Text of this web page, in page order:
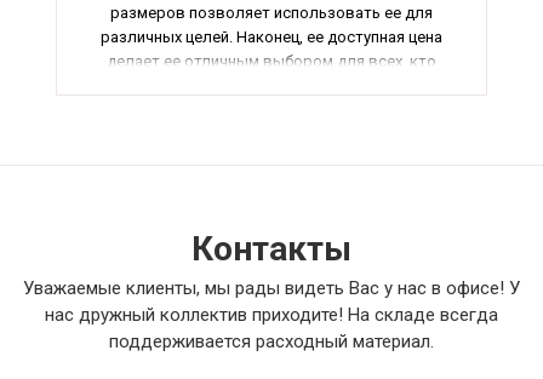
размеров позволяет использовать ее для
различных целей. Наконец, ее доступная цена
делает ее отличным выбором для всех, кто
Контакты
Уважаемые клиенты, мы рады видеть Вас у нас в офисе! У
нас дружный коллектив приходите! На складе всегда
поддерживается расходный материал.